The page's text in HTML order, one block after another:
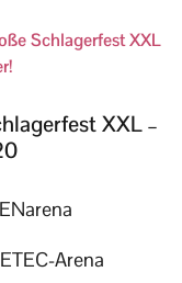
Schlagerfest XXL
XXL –
Arena